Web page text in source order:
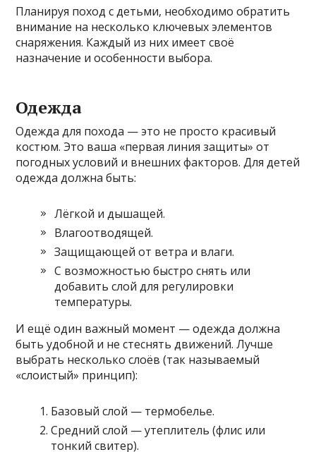
Планируя поход с детьми, необходимо обратить
внимание на несколько ключевых элементов
снаряжения. Каждый из них имеет своё
назначение и особенности выбора.
Одежда
Одежда для похода — это не просто красивый
костюм. Это ваша «первая линия защиты» от
погодных условий и внешних факторов. Для детей
одежда должна быть:
Лёгкой и дышащей.
Влагоотводящей.
Защищающей от ветра и влаги.
С возможностью быстро снять или
добавить слой для регулировки
температуры.
И ещё один важный момент — одежда должна
быть удобной и не стеснять движений. Лучше
выбрать несколько слоёв (так называемый
«слоистый» принцип):
Базовый слой — термобелье.
Средний слой — утеплитель (флис или
тонкий свитер).